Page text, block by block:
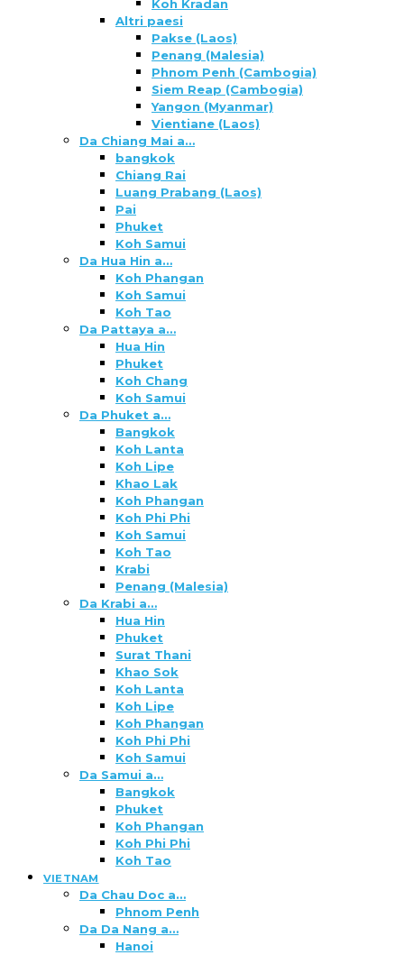
Koh Kradan
Altri paesi
Pakse (Laos)
Penang (Malesia)
Phnom Penh (Cambogia)
Siem Reap (Cambogia)
Yangon (Myanmar)
Vientiane (Laos)
Da Chiang Mai a…
bangkok
Chiang Rai
Luang Prabang (Laos)
Pai
Phuket
Koh Samui
Da Hua Hin a…
Koh Phangan
Koh Samui
Koh Tao
Da Pattaya a…
Hua Hin
Phuket
Koh Chang
Koh Samui
Da Phuket a…
Bangkok
Koh Lanta
Koh Lipe
Khao Lak
Koh Phangan
Koh Phi Phi
Koh Samui
Koh Tao
Krabi
Penang (Malesia)
Da Krabi a…
Hua Hin
Phuket
Surat Thani
Khao Sok
Koh Lanta
Koh Lipe
Koh Phangan
Koh Phi Phi
Koh Samui
Da Samui a…
Bangkok
Phuket
Koh Phangan
Koh Phi Phi
Koh Tao
VIETNAM
Da Chau Doc a…
Phnom Penh
Da Da Nang a…
Hanoi